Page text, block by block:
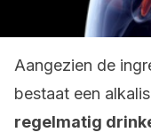
Aangezien de
bestaat een
regelmatig